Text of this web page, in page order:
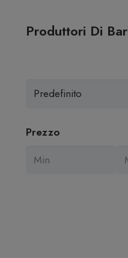
Produttori Di
Prezzo